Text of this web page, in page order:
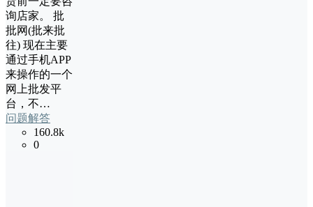
询店家。 批
批网(批来批
往) 现在主要
通过手机APP
来操作的一个
网上批发平
台，不…
问题解答
160.8k
0